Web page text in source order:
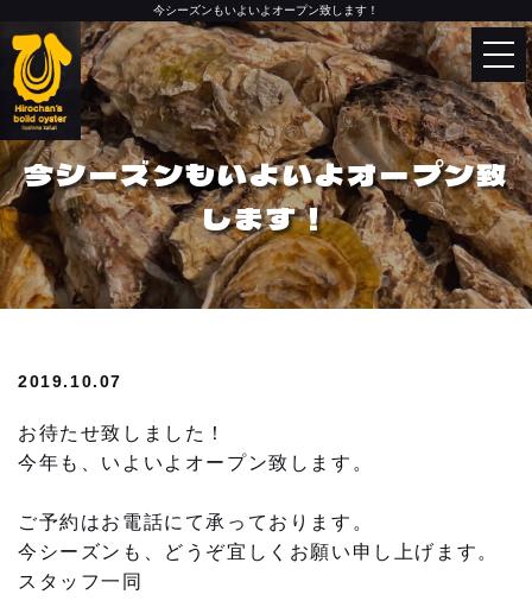
今シーズンもいよいよオープン致します！
トップページ
カキ小屋について
お品書き
今月のおすすめメニュー
お客様からのおいしいお声
よくあるご質問
Language
English
한국어
中文（简体）
中文（繁體）
今シーズンもいよいよオープン致
します！
2019.10.07
お待たせ致しました！
今年も、いよいよオープン致します。
ご予約はお電話にて承っております。
今シーズンも、どうぞ宜しくお願い申し上げます。
スタッフ一同